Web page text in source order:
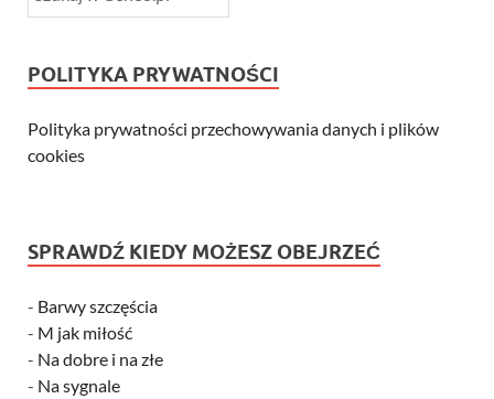
POLITYKA PRYWATNOŚCI
Polityka prywatności przechowywania danych i plików
cookies
SPRAWDŹ KIEDY MOŻESZ OBEJRZEĆ
- Barwy szczęścia
- M jak miłość
- Na dobre i na złe
- Na sygnale